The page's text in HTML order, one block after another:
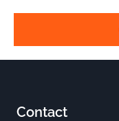
e
ț
e
ț
Contact